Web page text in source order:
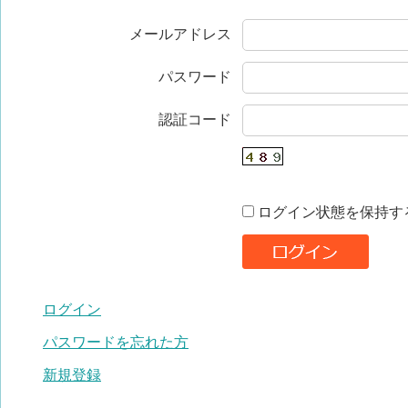
メールアドレス
パスワード
認証コード
ログイン状態を保持す
ログイン
パスワードを忘れた方
新規登録